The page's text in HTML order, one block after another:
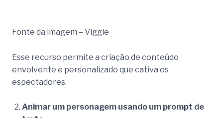
Fonte da imagem – Viggle
Esse recurso permite a criação de conteúdo
envolvente e personalizado que cativa os
espectadores.
Animar um personagem usando um prompt de